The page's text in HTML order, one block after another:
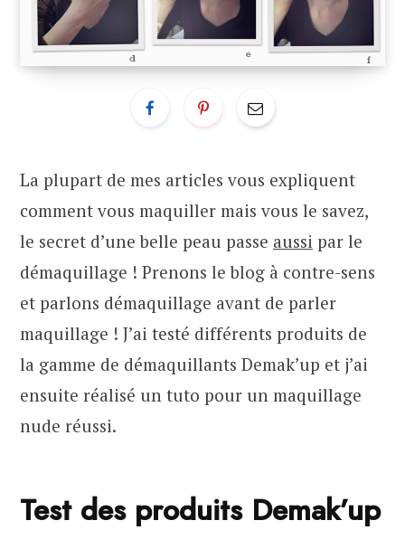
La plupart de mes articles vous expliquent
comment vous maquiller mais vous le savez,
le secret d’une belle peau passe aussi par le
démaquillage ! Prenons le blog à contre-sens
et parlons démaquillage avant de parler
maquillage ! J’ai testé différents produits de
la gamme de démaquillants Demak’up et j’ai
ensuite réalisé un tuto pour un maquillage
nude réussi.
Test des produits Demak’up